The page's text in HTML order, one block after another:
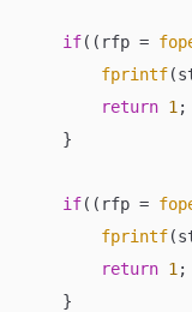
if((rfp =
fprintf
return 1 ;
    }
if((rfp =
fprintf
return 1 ;
    }